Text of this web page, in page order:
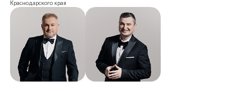
Краснодарского края